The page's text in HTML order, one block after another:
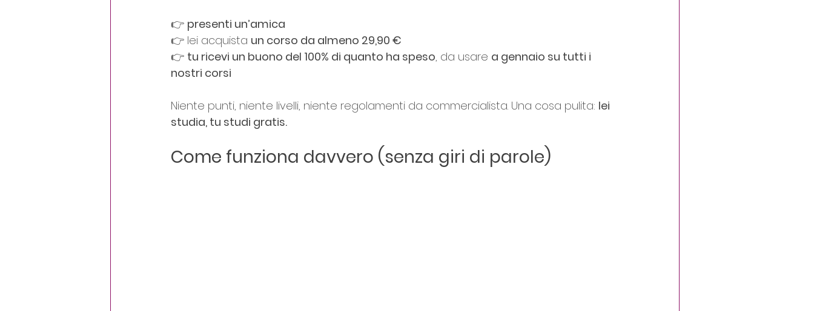
👉 presenti un’amica
👉 lei acquista un corso da almeno 29,90 €
👉 tu ricevi un buono del 100% di quanto ha speso, da usare a gennaio su tutti i
nostri corsi
Niente punti, niente livelli, niente regolamenti da commercialista. Una cosa pulita: lei
studia, tu studi gratis.
Come funziona davvero (senza giri di parole)